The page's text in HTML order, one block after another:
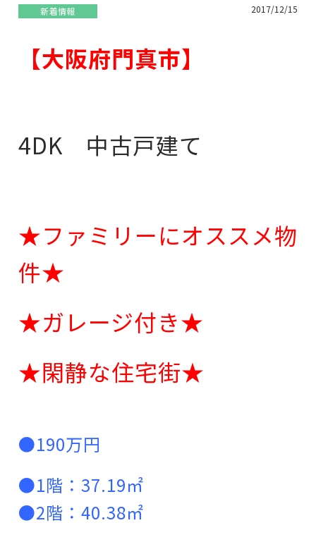
新着情報 2017/12/15
【大阪府門真市】
4DK 中古戸建て
★ファミリーにオススメ物
件★
★ガレージ付き★
★閑静な住宅街★
●190万円
●1階：37.19㎡
●2階：40.38㎡